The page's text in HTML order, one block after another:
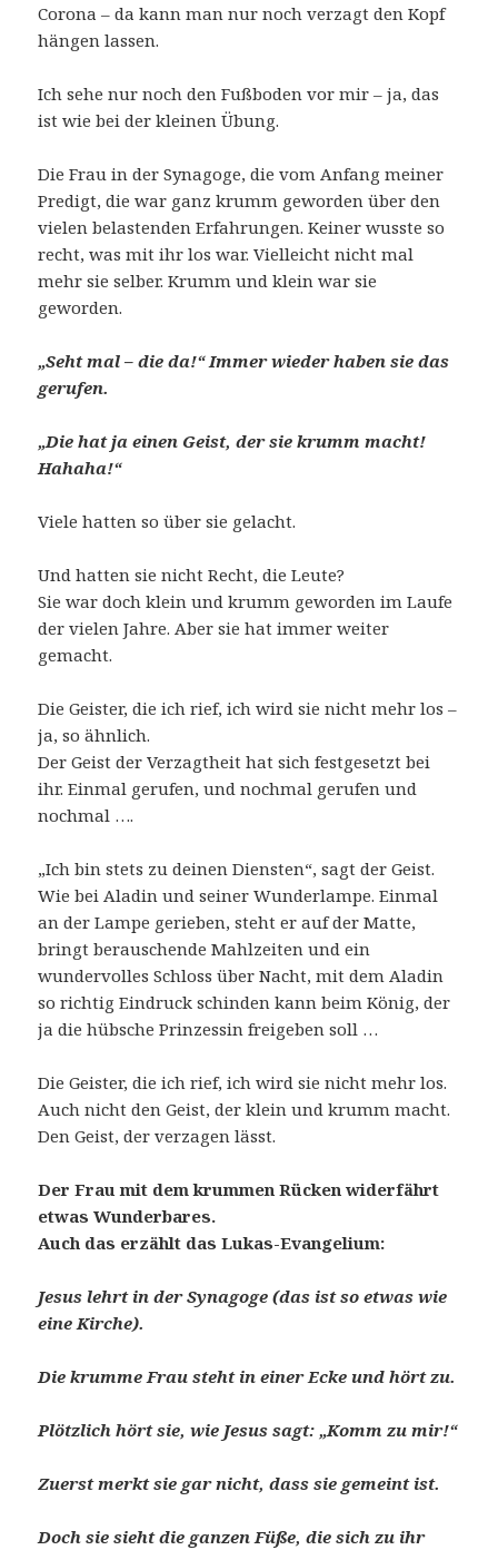
Corona – da kann man nur noch verzagt den Kopf
hängen lassen.
Ich sehe nur noch den Fußboden vor mir – ja, das
ist wie bei der kleinen Übung.
Die Frau in der Synagoge, die vom Anfang meiner
Predigt, die war ganz krumm geworden über den
vielen belastenden Erfahrungen. Keiner wusste so
recht, was mit ihr los war. Vielleicht nicht mal
mehr sie selber. Krumm und klein war sie
geworden.
„Seht mal – die da!“ Immer wieder haben sie das
gerufen.
„Die hat ja einen Geist, der sie krumm macht!
Hahaha!“
Viele hatten so über sie gelacht.
Und hatten sie nicht Recht, die Leute?
Sie war doch klein und krumm geworden im Laufe
der vielen Jahre. Aber sie hat immer weiter
gemacht.
Die Geister, die ich rief, ich wird sie nicht mehr los –
ja, so ähnlich.
Der Geist der Verzagtheit hat sich festgesetzt bei
ihr. Einmal gerufen, und nochmal gerufen und
nochmal ….
„Ich bin stets zu deinen Diensten“, sagt der Geist.
Wie bei Aladin und seiner Wunderlampe. Einmal
an der Lampe gerieben, steht er auf der Matte,
bringt berauschende Mahlzeiten und ein
wundervolles Schloss über Nacht, mit dem Aladin
so richtig Eindruck schinden kann beim König, der
ja die hübsche Prinzessin freigeben soll …
Die Geister, die ich rief, ich wird sie nicht mehr los.
Auch nicht den Geist, der klein und krumm macht.
Den Geist, der verzagen lässt.
Der Frau mit dem krummen Rücken widerfährt
etwas Wunderbares.
Auch das erzählt das Lukas-Evangelium:
Jesus lehrt in der Synagoge (das ist so etwas wie
eine Kirche).
Die krumme Frau steht in einer Ecke und hört zu.
Plötzlich hört sie, wie Jesus sagt: „Komm zu mir!“
Zuerst merkt sie gar nicht, dass sie gemeint ist.
Doch sie sieht die ganzen Füße, die sich zu ihr